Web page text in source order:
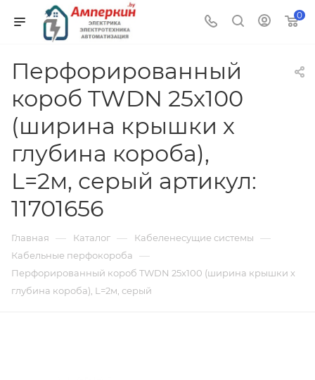
0
Перфорированный
короб TWDN 25x100
(ширина крышки х
глубина короба),
L=2м, серый артикул:
11701656
Главная — Каталог — Кабеленесущие системы —
Кабельные перфокороба —
Перфорированный короб TWDN 25x100 (ширина крышки х
глубина короба), L=2м, серый